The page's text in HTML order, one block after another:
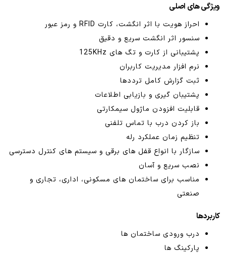
ویژگی های اصلی
احراز هویت با اثر انگشت، کارت RFID و رمز عبور
سنسور اثر انگشت سریع و دقیق
پشتیبانی از کارت و تگ های 125KHz
نرم افزار مدیریت کاربران
ثبت گزارش کامل ترددها
پشتیبان گیری و بازیابی اطلاعات
قابلیت افزودن ماژول سیمکارتی
باز کردن درب با تماس تلفنی
تنظیم زمان عملکرد رله
سازگار با انواع قفل های برقی و سیستم های کنترل دسترسی
نصب سریع و آسان
مناسب برای ساختمان های مسکونی، اداری، تجاری و
صنعتی
کاربردها
درب ورودی ساختمان ها
پارکینگ ها